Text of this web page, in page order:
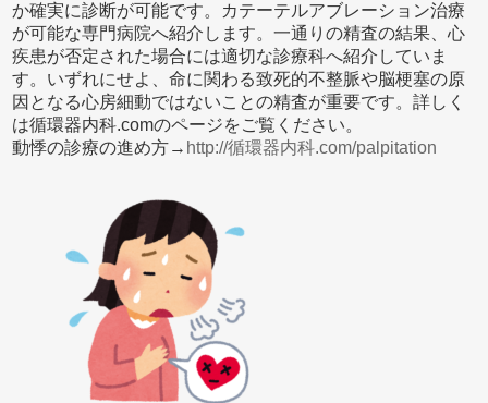
か確実に診断が可能です。カテーテルアブレーション治療
が可能な専門病院へ紹介します。一通りの精査の結果、心
疾患が否定された場合には適切な診療科へ紹介していま
す。いずれにせよ、命に関わる致死的不整脈や脳梗塞の原
因となる心房細動ではないことの精査が重要です。詳しく
は循環器内科.comのページをご覧ください。
動悸の診療の進め方→ http://循環器内科.com/palpitation